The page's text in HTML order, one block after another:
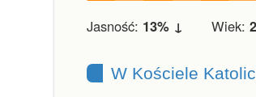
Jasność: 13% ↓ Wiek:
W Kościele